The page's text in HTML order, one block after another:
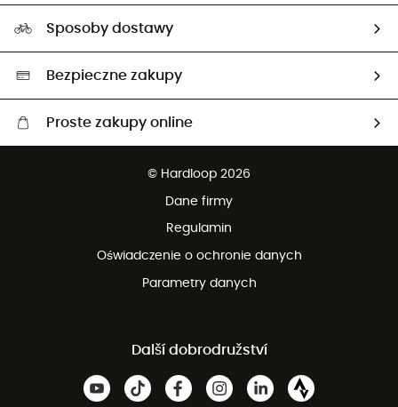
Ambasadorzy
Wybrane produkty eko
Sposoby dostawy
Bezpieczne zakupy
Proste zakupy online
© Hardloop 2026
Dane firmy
Regulamin
Oświadczenie o ochronie danych
Parametry danych
Další dobrodružství